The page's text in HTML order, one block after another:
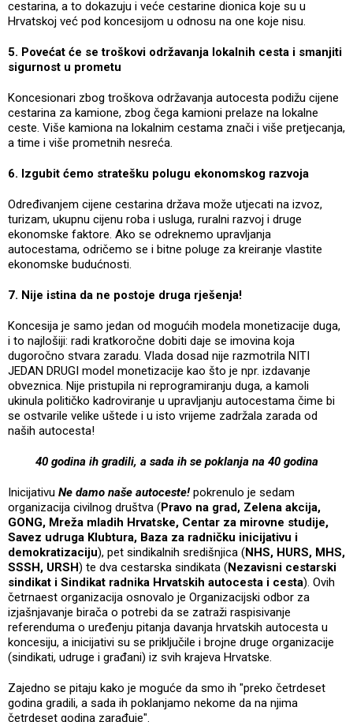
cestarina, a to dokazuju i veće cestarine dionica koje su u
Hrvatskoj već pod koncesijom u odnosu na one koje nisu.
5. Povećat će se troškovi održavanja lokalnih cesta i smanjiti
sigurnost u prometu
Koncesionari zbog troškova održavanja autocesta podižu cijene
cestarina za kamione, zbog čega kamioni prelaze na lokalne
ceste. Više kamiona na lokalnim cestama znači i više pretjecanja,
a time i više prometnih nesreća.
6. Izgubit ćemo stratešku polugu ekonomskog razvoja
Određivanjem cijene cestarina država može utjecati na izvoz,
turizam, ukupnu cijenu roba i usluga, ruralni razvoj i druge
ekonomske faktore. Ako se odreknemo upravljanja
autocestama, odričemo se i bitne poluge za kreiranje vlastite
ekonomske budućnosti.
7. Nije istina da ne postoje druga rješenja!
Koncesija je samo jedan od mogućih modela monetizacije duga,
i to najlošiji: radi kratkoročne dobiti daje se imovina koja
dugoročno stvara zaradu. Vlada dosad nije razmotrila NITI
JEDAN DRUGI model monetizacije kao što je npr. izdavanje
obveznica. Nije pristupila ni reprogramiranju duga, a kamoli
ukinula političko kadroviranje u upravljanju autocestama čime bi
se ostvarile velike uštede i u isto vrijeme zadržala zarada od
naših autocesta!
40 godina ih gradili, a sada ih se poklanja na 40 godina
Inicijativu Ne damo naše autoceste!pokrenulo je sedam
organizacija civilnog društva (Pravo na grad, Zelena akcija,
GONG, Mreža mladih Hrvatske, Centar za mirovne studije,
Savez udruga Klubtura, Baza za radničku inicijativu i
demokratizaciju), pet sindikalnih središnjica (NHS, HURS, MHS,
SSSH, URSH) te dva cestarska sindikata (Nezavisni cestarski
sindikat i Sindikat radnika Hrvatskih autocesta i cesta). Ovih
četrnaest organizacija osnovalo je Organizacijski odbor za
izjašnjavanje birača o potrebi da se zatraži raspisivanje
referenduma o uređenju pitanja davanja hrvatskih autocesta u
koncesiju, a inicijativi su se priključile i brojne druge organizacije
(sindikati, udruge i građani) iz svih krajeva Hrvatske.
Zajedno se pitaju kako je moguće da smo ih "preko četrdeset
godina gradili, a sada ih poklanjamo nekome da na njima
četrdeset godina zarađuje".